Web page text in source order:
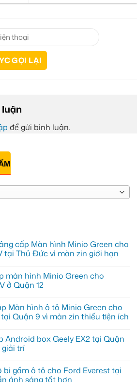
để gửi bình luận.
cấp Màn hình Minio Green cho
tại Thủ Đức vì màn zin giới hạn
màn hình Minio Green cho
ở Quận 12
Màn hình ô tô Minio Green cho
Quận 9 vì màn zin thiếu tiện ích
Android box Geely EX2 tại Quận
giải trí
bi gầm ô tô cho Ford Everest tại
ánh sáng tốt hơn